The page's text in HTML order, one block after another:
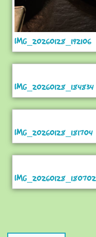
IMG_20260128_192106
IMG_20260128_184834
IMG_20260128_181704
IMG_20260128_180702